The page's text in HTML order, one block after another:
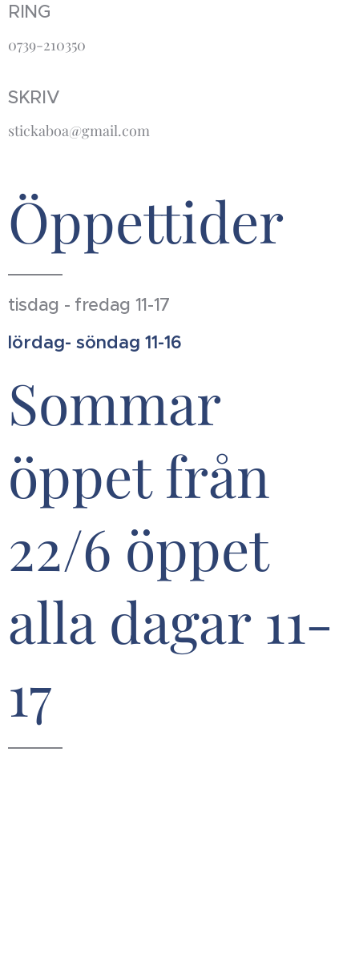
RING
0739-210350
SKRIV
stickaboa@gmail.com
Öppettider
tisdag - fredag 11-17
lördag- söndag 11-16
Sommar
öppet från
22/6 öppet
alla dagar 11-
17